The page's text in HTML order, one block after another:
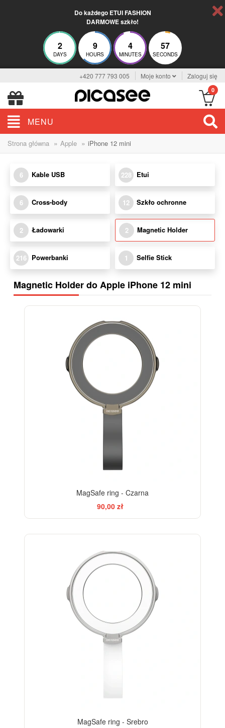
Do każdego ETUI FASHION
DARMOWE szkło!
2
DAYS
9
HOURS
4
MINUTES
57
SECONDS
+420 777 793 005 Moje konto Zaloguj się
0
MENU
Strona główna » Apple » iPhone 12 mini
6 Kable USB 228 Etui
6 Cross-body 12 Szkło ochronne
2 Ładowarki 2 Magnetic Holder
216 Powerbanki 1 Selfie Stick
Magnetic Holder do Apple iPhone 12 mini
MagSafe ring - Czarna
90,00 zł
MagSafe ring - Srebro